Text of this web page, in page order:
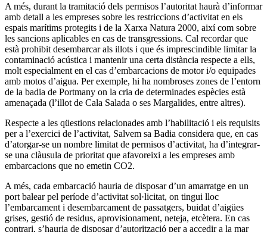
A més, durant la tramitació dels permisos l’autoritat haurà d’informar
amb detall a les empreses sobre les restriccions d’activitat en els
espais marítims protegits i de la Xarxa Natura 2000, així com sobre
les sancions aplicables en cas de transgressions. Cal recordar que
està prohibit desembarcar als illots i que és imprescindible limitar la
contaminació acústica i mantenir una certa distància respecte a ells,
molt especialment en el cas d’embarcacions de motor i/o equipades
amb motos d’aigua. Per exemple, hi ha nombroses zones de l’entorn
de la badia de Portmany on la cria de determinades espècies està
amenaçada (l’illot de Cala Salada o ses Margalides, entre altres).
Respecte a les qüestions relacionades amb l’habilitació i els requisits
per a l’exercici de l’activitat, Salvem sa Badia considera que, en cas
d’atorgar-se un nombre limitat de permisos d’activitat, ha d’integrar-
se una clàusula de prioritat que afavoreixi a les empreses amb
embarcacions que no emetin CO2.
A més, cada embarcació hauria de disposar d’un amarratge en un
port balear pel període d’activitat sol·licitat, on tingui lloc
l’embarcament i desembarcament de passatgers, buidat d’aigües
grises, gestió de residus, aprovisionament, neteja, etcètera. En cas
contrari, s’hauria de disposar d’autorització per a accedir a la mar